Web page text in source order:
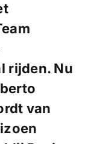
rijden. Nu
van